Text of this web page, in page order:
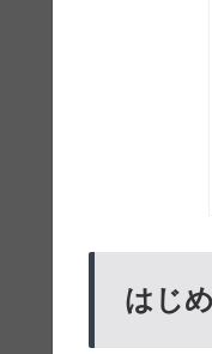
はじ